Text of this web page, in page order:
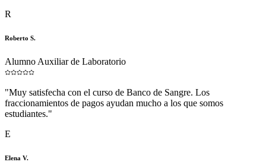
R
Roberto S.
Alumno Auxiliar de Laboratorio
"Muy satisfecha con el curso de Banco de Sangre. Los
fraccionamientos de pagos ayudan mucho a los que somos
estudiantes."
E
Elena V.